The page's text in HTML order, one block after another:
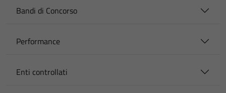
Bandi di Concorso
Performance
Enti controllati